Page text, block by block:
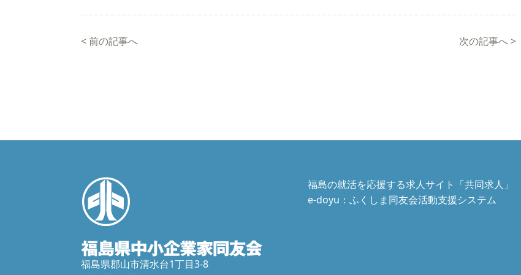
<前の記事へ 次の記事へ>
福島県郡山市清水台1丁目3-8
福島の就活を応援する求人サイト「共同求人」
e-doyu：ふくしま同友会活動支援システム